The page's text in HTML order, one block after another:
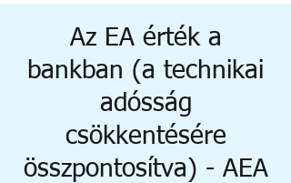
Az EA érték a
bankban (a technikai
adósság
csökkentésére
összpontosítva) - AEA